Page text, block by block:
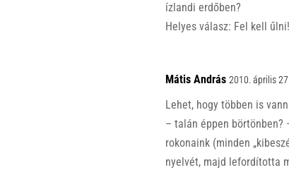
ízlandi erdőben?
Helyes válasz: Fel kell űlni!
Mátis András 2010. április
Lehet, hogy többen is
– talán éppen
rokonaink (minden
nyelvét, majd lefordította